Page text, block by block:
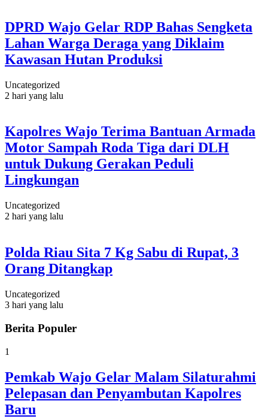
DPRD Wajo Gelar RDP Bahas Sengketa
Lahan Warga Deraga yang Diklaim
Kawasan Hutan Produksi
Uncategorized
2 hari yang lalu
Kapolres Wajo Terima Bantuan Armada
Motor Sampah Roda Tiga dari DLH
untuk Dukung Gerakan Peduli
Lingkungan
Uncategorized
2 hari yang lalu
Polda Riau Sita 7 Kg Sabu di Rupat, 3
Orang Ditangkap
Uncategorized
3 hari yang lalu
Berita Populer
1
Pemkab Wajo Gelar Malam Silaturahmi
Pelepasan dan Penyambutan Kapolres
Baru